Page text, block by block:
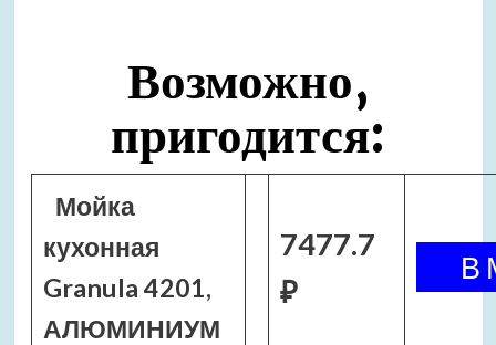
Возможно,
пригодится:
Мойка
кухонная
Granula 4201,
АЛЮМИНИУМ
7477.7
₽